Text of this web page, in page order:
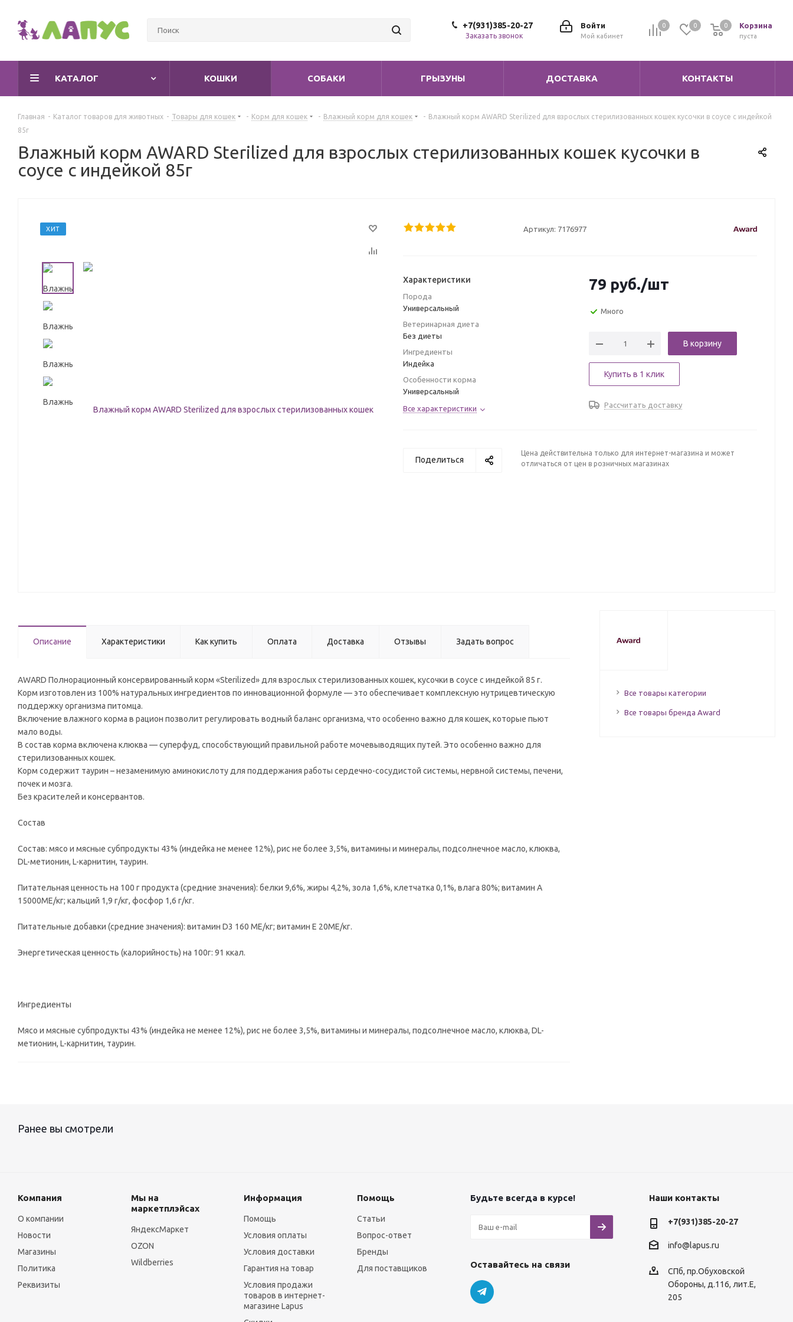
0 0 Корзина
0
пуста
0
Войти
Мой кабинет
+7(931)385-20-27
Заказать звонок
КАТАЛОГ КОШКИ СОБАКИ ГРЫЗУНЫ ДОСТАВКА КОНТАКТЫ
Главная - Каталог товаров для животных - Товары для кошек - Корм для кошек - Влажный корм для кошек - Влажный корм AWARD Sterilized для взрослых стерилизованных кошек кусочки в соусе с индейкой
85г
Влажный корм AWARD Sterilized для взрослых стерилизованных кошек кусочки в
соусе с индейкой 85г
ХИТ Артикул: 7176977
Характеристики
Порода
Универсальный
Ветеринарная диета
Без диеты
Ингредиенты
Индейка
Особенности корма
Универсальный
Все характеристики
79 руб./шт
Много
В корзину
Купить в 1 клик
Рассчитать доставку
Поделиться
Цена действительна только для интернет-магазина и может
отличаться от цен в розничных магазинах
Описание Характеристики Как купить Оплата Доставка Отзывы Задать вопрос
AWARD Полнорационный консервированный корм «Sterilized» для взрослых стерилизованных кошек, кусочки в соусе с индейкой 85 г.
Корм изготовлен из 100% натуральных ингредиентов по инновационной формуле — это обеспечивает комплексную нутрицевтическую
поддержку организма питомца.
Включение влажного корма в рацион позволит регулировать водный баланс организма, что особенно важно для кошек, которые пьют
мало воды.
В состав корма включена клюква — суперфуд, способствующий правильной работе мочевыводящих путей. Это особенно важно для
стерилизованных кошек.
Корм содержит таурин – незаменимую аминокислоту для поддержания работы сердечно-сосудистой системы, нервной системы, печени,
почек и мозга.
Без красителей и консервантов.
Состав
Состав: мясо и мясные субпродукты 43% (индейка не менее 12%), рис не более 3,5%, витамины и минералы, подсолнечное масло, клюква,
DL-метионин, L-карнитин, таурин.
Питательная ценность на 100 г продукта (средние значения): белки 9,6%, жиры 4,2%, зола 1,6%, клетчатка 0,1%, влага 80%; витамин А
15000ME/кг; кальций 1,9 г/кг, фосфор 1,6 г/кг.
Питательные добавки (средние значения): витамин D3 160 МЕ/кг; витамин Е 20ME/кг.
Энергетическая ценность (калорийность) на 100г: 91 ккал.
Ингредиенты
Мясо и мясные субпродукты 43% (индейка не менее 12%), рис не более 3,5%, витамины и минералы, подсолнечное масло, клюква, DL-
метионин, L-карнитин, таурин.
Все товары категории
Все товары бренда Award
Ранее вы смотрели
Компания
О компании
Новости
Магазины
Политика
Реквизиты
Мы на
маркетплэйсах
ЯндексМаркет
OZON
Wildberries
Информация
Помощь
Условия оплаты
Условия доставки
Гарантия на товар
Условия продажи
товаров в интернет-
магазине Lapus
Помощь
Статьи
Вопрос-ответ
Бренды
Для поставщиков
Будьте всегда в курсе!
Оставайтесь на связи
Наши контакты
+7(931)385-20-27
info@lapus.ru
СПб, пр.Обуховской
Обороны, д.116, лит.Е,
205